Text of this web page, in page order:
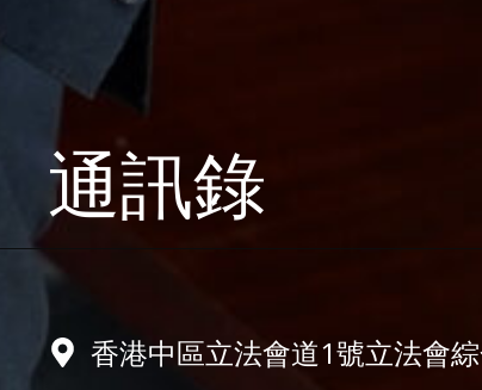
通訊錄
香港中區立法會道1號立法會